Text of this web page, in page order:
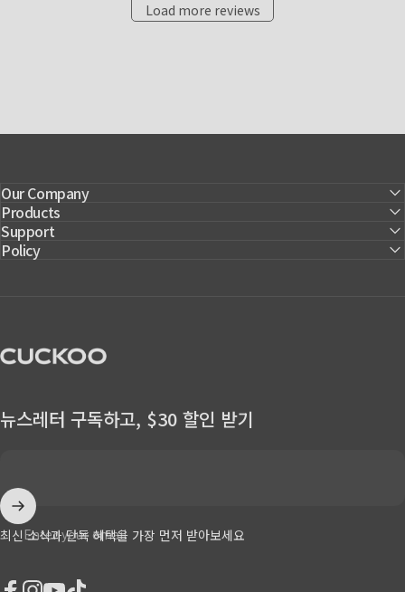
Load more reviews
Our Company
Products
Support
Policy
CUCKOO America
뉴스레터 구독하고, $30 할인 받기
Enter your email
최신 소식과 단독 혜택을 가장 먼저 받아보세요